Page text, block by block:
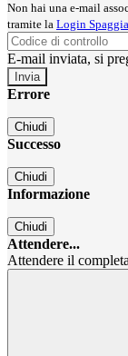
Non hai una e-mail
tramite la Login
E-mail inviata, si
Errore
Chiudi
Successo
Chiudi
Informazione
Chiudi
Attendere...
Attendere il